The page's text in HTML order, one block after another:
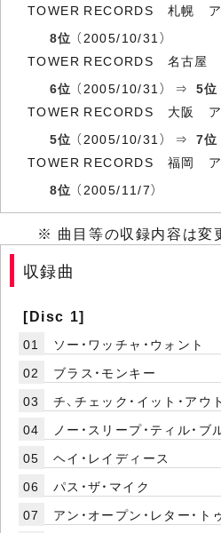
TOWER RECORDS 札幌 ア
8位 （2005/10/31）
TOWER RECORDS 名古屋
6位 （2005/10/31） ⇒5位
TOWER RECORDS 大阪 ア
5位 （2005/10/31） ⇒7位
TOWER RECORDS 福岡 ア
8位 （2005/11/7）
※ 曲目等の収録内容は変
収録曲
[Disc 1]
01
ソー・ワッチャ・ウォント
02
ブラス・モンキー
03
チ、チェック・イット・アウト
04
ノー・スリープ・ティル・
05
ヘイ・レイディース
06
パス・ザ・マイク
07
アン・オープン・レター・ト